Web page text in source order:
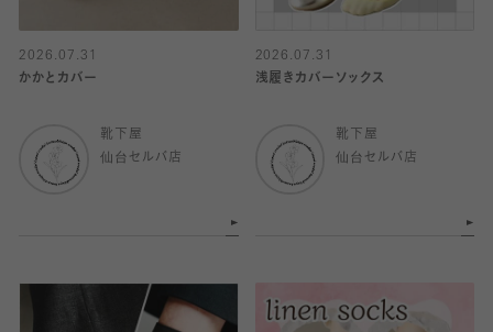
2026.07.31
かかとカバー
靴下屋
仙台セルバ店
2026.07.31
浅履きカバーソックス
靴下屋
仙台セルバ店